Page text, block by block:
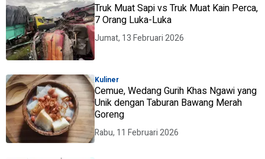
Truk Muat Sapi vs Truk Muat Kain Perca,
7 Orang Luka-Luka
Jumat, 13 Februari 2026
Kuliner
Cemue, Wedang Gurih Khas Ngawi yang
Unik dengan Taburan Bawang Merah
Goreng
Rabu, 11 Februari 2026